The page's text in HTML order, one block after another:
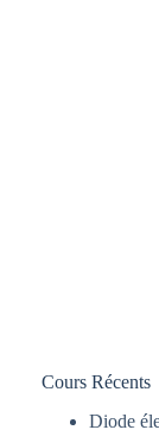
Cours Récents
Diode